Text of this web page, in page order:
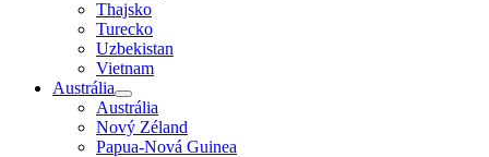
Thajsko
Turecko
Uzbekistan
Vietnam
Austrália
Austrália
Nový Zéland
Papua-Nová Guinea